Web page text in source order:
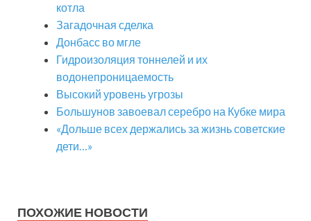
котла
Загадочная сделка
Донбасс во мгле
Гидроизоляция тоннелей и их
водонепроницаемость
Высокий уровень угрозы
Большунов завоевал серебро на Кубке мира
«Дольше всех держались за жизнь советские
дети…»
ПОХОЖИЕ НОВОСТИ